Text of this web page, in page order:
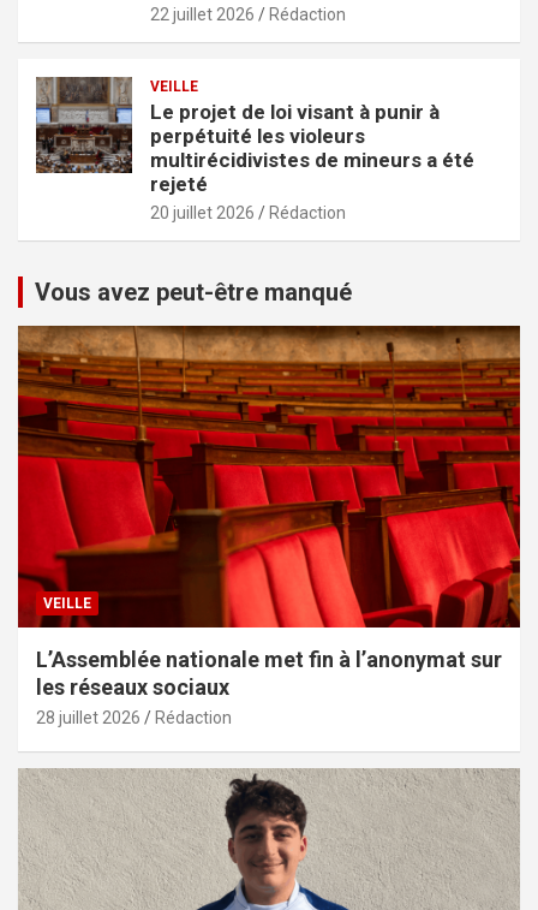
22 juillet 2026 Rédaction
VEILLE
Le projet de loi visant à punir à
perpétuité les violeurs
multirécidivistes de mineurs a été
rejeté
20 juillet 2026 Rédaction
Vous avez peut-être manqué
VEILLE
L’Assemblée nationale met fin à l’anonymat sur
les réseaux sociaux
28 juillet 2026 Rédaction